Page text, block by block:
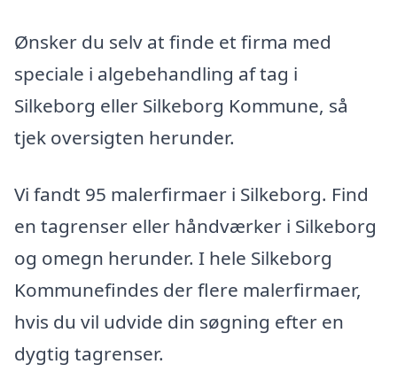
Ønsker du selv at finde et firma med
speciale i algebehandling af tag i
Silkeborg eller Silkeborg Kommune, så
tjek oversigten herunder.
Vi fandt 95 malerfirmaer i Silkeborg. Find
en tagrenser eller håndværker i Silkeborg
og omegn herunder. I hele Silkeborg
Kommunefindes der flere malerfirmaer,
hvis du vil udvide din søgning efter en
dygtig tagrenser.